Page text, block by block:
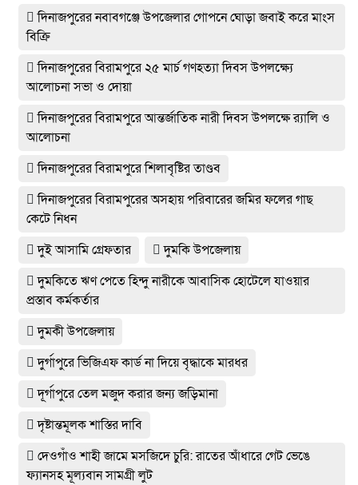
দিনাজপুরের নবাবগঞ্জে উপজেলার গোপনে ঘোড়া জবাই করে মাংস
বিক্রি
দিনাজপুরের ‎বিরামপুরে ২৫ মার্চ গণহত্যা দিবস উপলক্ষ্যে
আলোচনা সভা ও দোয়া
দিনাজপুরের বিরামপুরে আন্তর্জাতিক নারী দিবস উপলক্ষে র‍্যালি ও
আলোচনা
দিনাজপুরের বিরামপুরে শিলাবৃষ্টির তাণ্ডব
দিনাজপুরের বিরামপুরের অসহায় পরিবারের জমির ফলের গাছ
কেটে নিধন
দুই আসামি গ্রেফতার
দুমকি উপজেলায়
দুমকিতে ঋণ পেতে হিন্দু নারীকে আবাসিক হোটেলে যাওয়ার
প্রস্তাব কর্মকর্তার
দুমকী উপজেলায়
দুর্গাপুরে ভিজিএফ কার্ড না দিয়ে বৃদ্ধাকে মারধর
দূর্গাপুরে তেল মজুদ করার জন্য জড়িমানা
দৃষ্টান্তমূলক শাস্তির দাবি
দেওগাঁও শাহী জামে মসজিদে চুরি: রাতের আঁধারে গেট ভেঙে
ফ্যানসহ মূল্যবান সামগ্রী লুট